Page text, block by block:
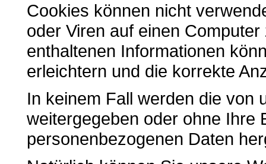
Cookies können nicht
oder Viren auf einen
enthaltenen Informationen
erleichtern und die korrekte
In keinem Fall werden die von
weitergegeben oder ohne Ihre
personenbezogenen Daten